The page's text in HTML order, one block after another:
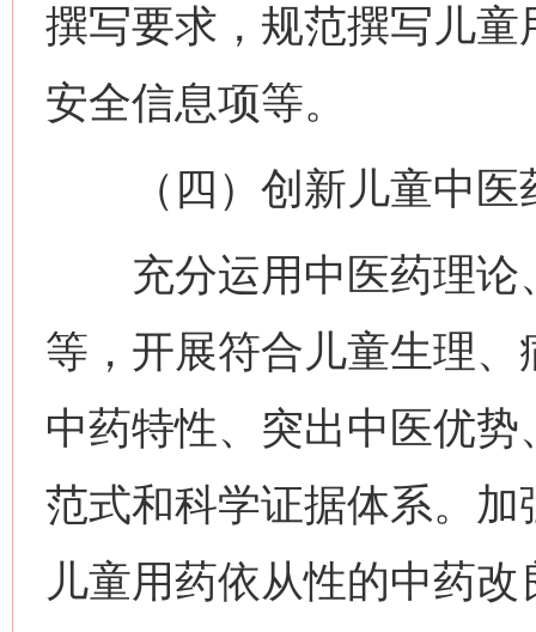
撰写要求，规范撰写儿
安全信息项等。
（四）创新儿童中医
充分运用中医药理论
等，开展符合儿童生理
中药特性、突出中医优
范式和科学证据体系。
儿童用药依从性的中药